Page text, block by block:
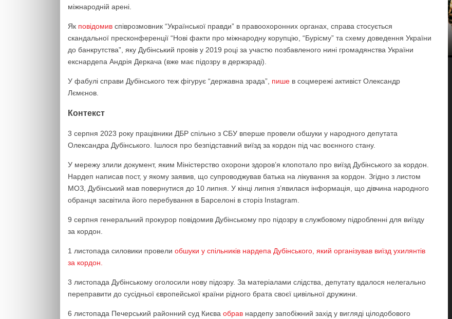
міжнародній арені.
Як повідомив співрозмовник “Української правди” в правоохоронних органах, справа стосується
скандальної пресконференції “Нові факти про міжнародну корупцію, “Бурісму” та схему доведення України
до банкрутства”, яку Дубінський провів у 2019 році за участю позбавленого нині громадянства України
екснардепа Андрія Деркача (вже має підозру в держзраді).
У фабулі справи Дубінського теж фігурує “державна зрада”, пише в соцмережі активіст Олександр
Лємєнов.
Контекст
3 серпня 2023 року працівники ДБР спільно з СБУ вперше провели обшуки у народного депутата
Олександра Дубінського. Ішлося про безпідставний виїзд за кордон під час воєнного стану.
У мережу злили документ, яким Міністерство охорони здоров’я клопотало про виїзд Дубінського за кордон.
Нардеп написав пост, у якому заявив, що супроводжував батька на лікування за кордон. Згідно з листом
МОЗ, Дубінський мав повернутися до 10 липня. У кінці липня з’явилася інформація, що дівчина народного
обранця засвітила його перебування в Барселоні в сторіз Instagram.
9 серпня генеральний прокурор повідомив Дубінському про підозру в службовому підробленні для виїзду
за кордон.
1 листопада силовики провели обшуки у спільників нардепа Дубінського, який організував виїзд ухилянтів
за кордон.
3 листопада Дубінському оголосили нову підозру. За матеріалами слідства, депутату вдалося нелегально
переправити до сусідньої європейської країни рідного брата своєї цивільної дружини.
6 листопада Печерський районний суд Києва обрав нардепу запобіжний захід у вигляді цілодобового